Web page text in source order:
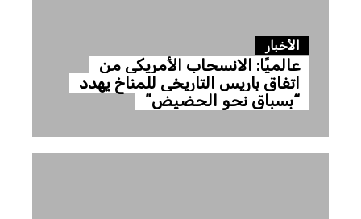
الأخبار
عالميًا: الانسحاب الأمريكي من
اتفاق باريس التاريخي للمناخ يهدد
“بسباق نحو الحضيض”